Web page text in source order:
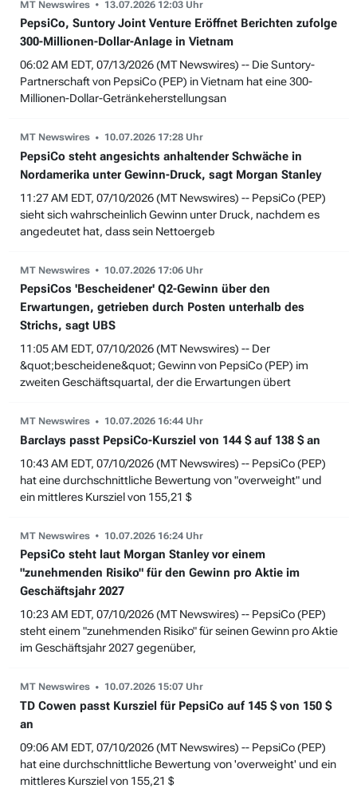
MT Newswires 13.07.2026 12:03 Uhr
PepsiCo, Suntory Joint Venture Eröffnet Berichten zufolge
300-Millionen-Dollar-Anlage in Vietnam
06:02 AM EDT, 07/13/2026 (MT Newswires) -- Die Suntory-
Partnerschaft von PepsiCo (PEP) in Vietnam hat eine 300-
Millionen-Dollar-Getränkeherstellungsan
MT Newswires 10.07.2026 17:28 Uhr
PepsiCo steht angesichts anhaltender Schwäche in
Nordamerika unter Gewinn-Druck, sagt Morgan Stanley
11:27 AM EDT, 07/10/2026 (MT Newswires) -- PepsiCo (PEP)
sieht sich wahrscheinlich Gewinn unter Druck, nachdem es
angedeutet hat, dass sein Nettoergeb
MT Newswires 10.07.2026 17:06 Uhr
PepsiCos 'Bescheidener' Q2-Gewinn über den
Erwartungen, getrieben durch Posten unterhalb des
Strichs, sagt UBS
11:05 AM EDT, 07/10/2026 (MT Newswires) -- Der
&quot;bescheidene&quot; Gewinn von PepsiCo (PEP) im
zweiten Geschäftsquartal, der die Erwartungen übert
MT Newswires 10.07.2026 16:44 Uhr
Barclays passt PepsiCo-Kursziel von 144 $ auf 138 $ an
10:43 AM EDT, 07/10/2026 (MT Newswires) -- PepsiCo (PEP)
hat eine durchschnittliche Bewertung von "overweight" und
ein mittleres Kursziel von 155,21 $
MT Newswires 10.07.2026 16:24 Uhr
PepsiCo steht laut Morgan Stanley vor einem
"zunehmenden Risiko" für den Gewinn pro Aktie im
Geschäftsjahr 2027
10:23 AM EDT, 07/10/2026 (MT Newswires) -- PepsiCo (PEP)
steht einem "zunehmenden Risiko" für seinen Gewinn pro Aktie
im Geschäftsjahr 2027 gegenüber,
MT Newswires 10.07.2026 15:07 Uhr
TD Cowen passt Kursziel für PepsiCo auf 145 $ von 150 $
an
09:06 AM EDT, 07/10/2026 (MT Newswires) -- PepsiCo (PEP)
hat eine durchschnittliche Bewertung von 'overweight' und ein
mittleres Kursziel von 155,21 $